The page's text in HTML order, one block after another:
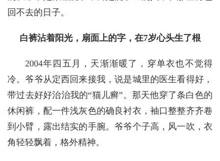
回不去的日子。
白裤沾着阳光，扇面上的字，在7岁心头生了根
2004年四五月，天渐渐暖了，穿单衣也不觉得
冷。爷爷从定西回来接我，说是城里的医生看得好，
带过去好好治治我的“猫儿癣”。那天他穿了条白色的
休闲裤，配一件浅灰色的确良衬衣，袖口整整齐齐卷
到小臂，露出结实的手腕。爷爷个子高，风一吹，衣
角轻轻飘着，格外精神。